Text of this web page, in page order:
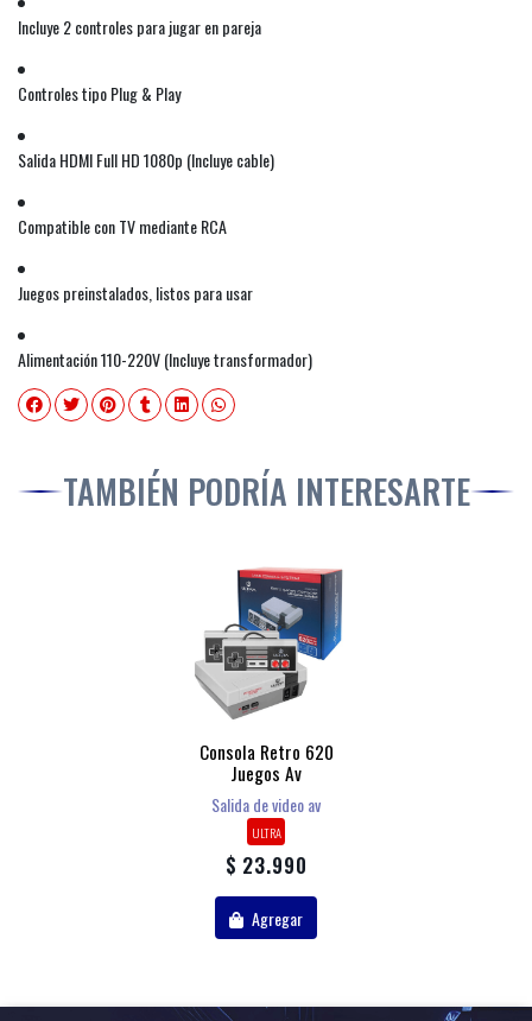
Incluye 2 controles para jugar en pareja
Controles tipo Plug & Play
Salida HDMI Full HD 1080p (Incluye cable)
Compatible con TV mediante RCA
Juegos preinstalados, listos para usar
Alimentación 110-220V (Incluye transformador)
TAMBIÉN PODRÍA INTERESARTE
Consola Retro 620
Juegos Av
Salida de video av
ULTRA
$ 23.990
Agregar